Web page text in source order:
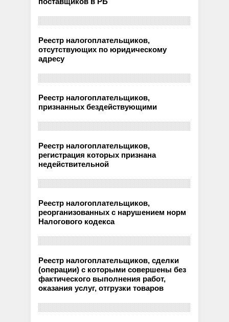
Реестр налогоплательщиков,
отсутствующих по юридическому
адресу
Реестр налогоплательщиков,
признанных бездействующими
Реестр налогоплательщиков,
регистрация которых признана
недействительной
Реестр налогоплательщиков,
реорганизованных с нарушением норм
Налогового кодекса
Реестр налогоплательщиков, сделки
(операции) с которыми совершены без
фактического выполнения работ,
оказания услуг, отгрузки товаров